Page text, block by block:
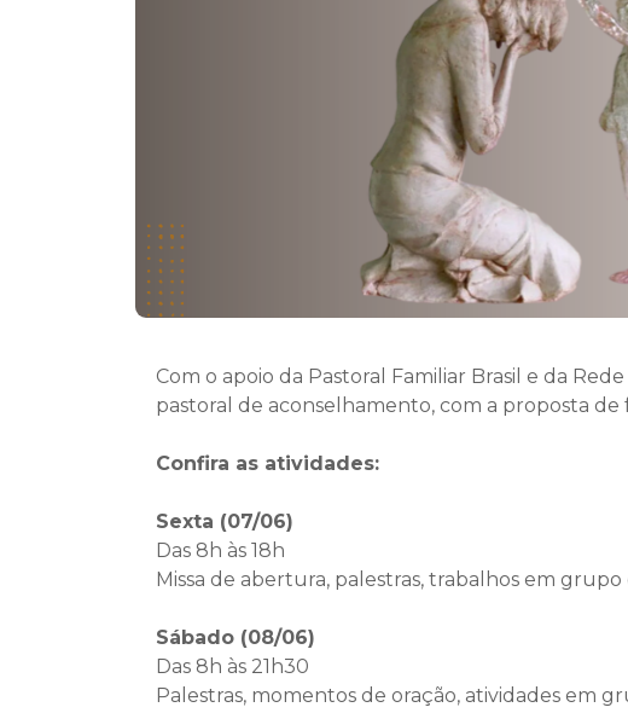
Com o apoio da Pastoral Familiar Brasil e da
pastoral de aconselhamento, com a proposta
Confira as atividades:
Sexta (07/06)
Das 8h às 18h
Missa de abertura, palestras, trabalhos em
Sábado (08/06)
Das 8h às 21h30
Palestras, momentos de oração, atividades em